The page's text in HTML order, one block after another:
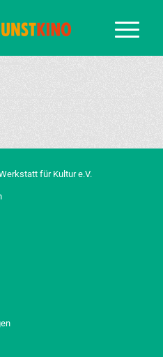
für Kultur e.V.